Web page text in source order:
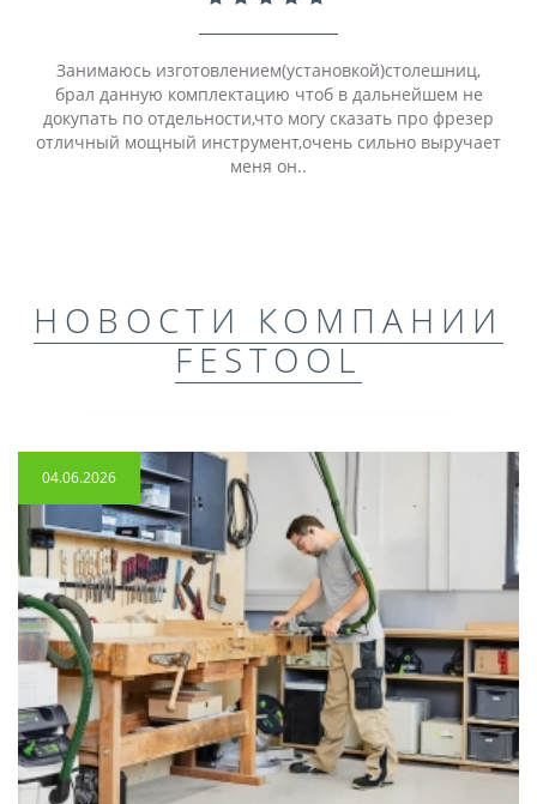
Занимаюсь изготовлением(установкой)столешниц,
брал данную комплектацию чтоб в дальнейшем не
докупать по отдельности,что могу сказать про фрезер
отличный мощный инструмент,очень сильно выручает
меня он..
НОВОСТИ КОМПАНИИ
FESTOOL
04.06.2026